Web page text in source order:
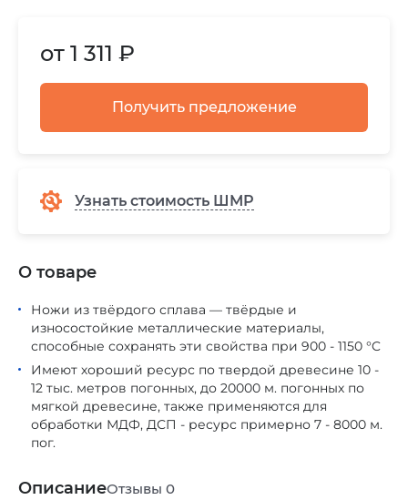
от 1 311 ₽
Получить предложение
Узнать стоимость ШМР
Ножи из твёрдого сплава — твёрдые и
износостойкие металлические материалы,
способные сохранять эти свойства при 900 - 1150 °C
Имеют хороший ресурс по твердой древесине 10 -
12 тыс. метров погонных, до 20000 м. погонных по
мягкой древесине, также применяются для
обработки МДФ, ДСП - ресурс примерно 7 - 8000 м.
пог.
О товаре
ОписаниеОтзывы 0